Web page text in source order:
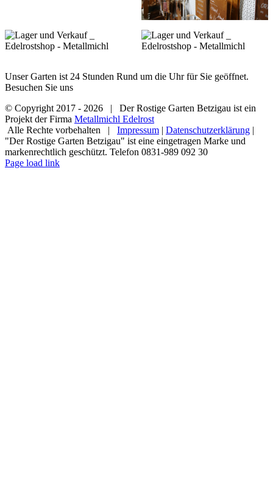
Unser Garten ist 24 Stunden Rund um die Uhr für Sie geöffnet.
Besuchen Sie uns
© Copyright 2017 - 2026 | Der Rostige Garten Betzigau ist ein
Projekt der Firma Metallmichl Edelrost
Alle Rechte vorbehalten | Impressum Datenschutzerklärung
"Der Rostige Garten Betzigau" ist eine eingetragen Marke und
markenrechtlich geschützt. Telefon 0831-989 092 30
Facebook
X
Instagram
Page load link